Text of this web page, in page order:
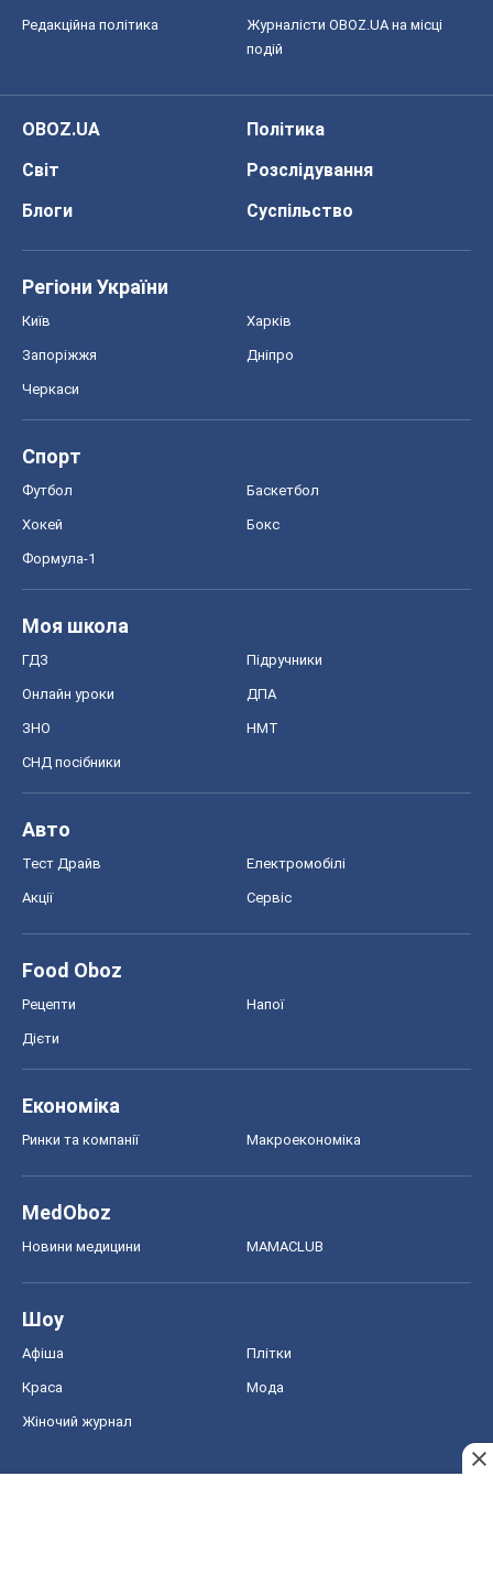
Редакційна політика
Журналісти OBOZ.UA на місці
подій
OBOZ.UA
Політика
Світ
Розслідування
Блоги
Суспільство
Регіони України
Київ Харків
Запоріжжя Дніпро
Черкаси
Спорт
Футбол Баскетбол
Хокей Бокс
Формула-1
Моя школа
ГДЗ Підручники
Онлайн уроки ДПА
ЗНО НМТ
СНД посібники
Авто
Тест Драйв Електромобілі
Акції Сервіс
Food Oboz
Рецепти Напої
Дієти
Економіка
Ринки та компанії Макроекономіка
MedOboz
Новини медицини MAMACLUB
Шоу
Афіша Плітки
Краса Мода
Жіночий журнал